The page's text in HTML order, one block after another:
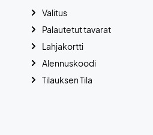
Valitus
Palautetut tavarat
Lahjakortti
Alennuskoodi
Tilauksen Tila